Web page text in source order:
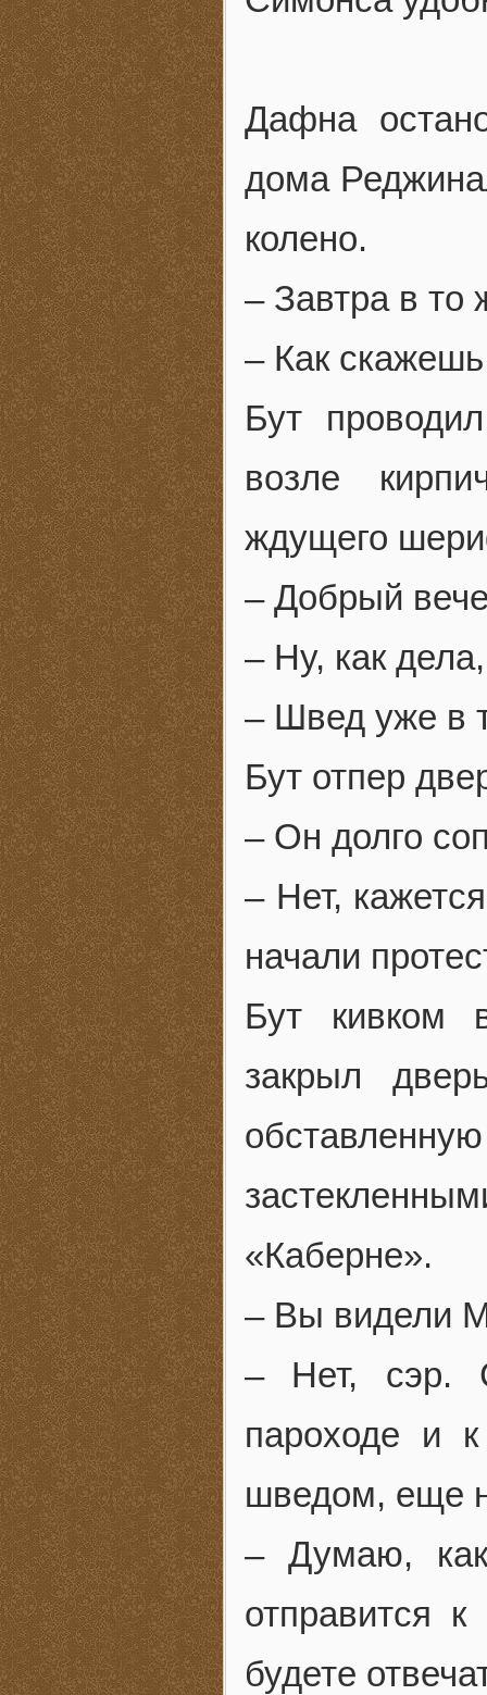
Дафна
дома
колено.
– Завтра в то
– Как
Бут
возле
ждущего
– Добрый
– Ну, как
– Швед уже в
Бут отпер
– Он долго
– Нет,
начали
Бут кивком
закрыл
«Каберне».
– Вы видели
– Нет, сэр.
пароходе и
шведом, еще
– Думаю,
отправится
будете